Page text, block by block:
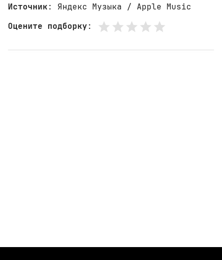
Источник: Яндекс Музыка / Apple Music
Оцените подборку: